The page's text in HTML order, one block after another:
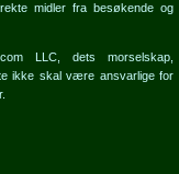
midler fra besøkende og
LLC, dets morselskap,
ikke skal være ansvarlige for